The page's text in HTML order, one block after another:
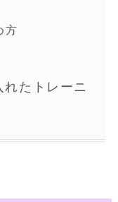
方
れたトレーニ